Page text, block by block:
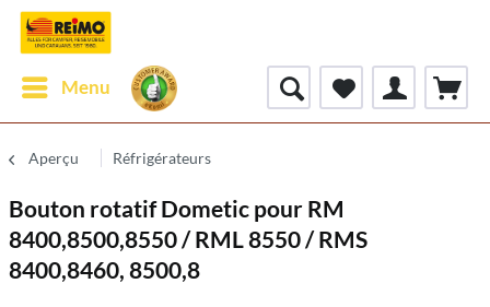
Menu
Aperçu Réfrigérateurs
Bouton rotatif Dometic pour RM
8400,8500,8550 / RML 8550 / RMS
8400,8460, 8500,8